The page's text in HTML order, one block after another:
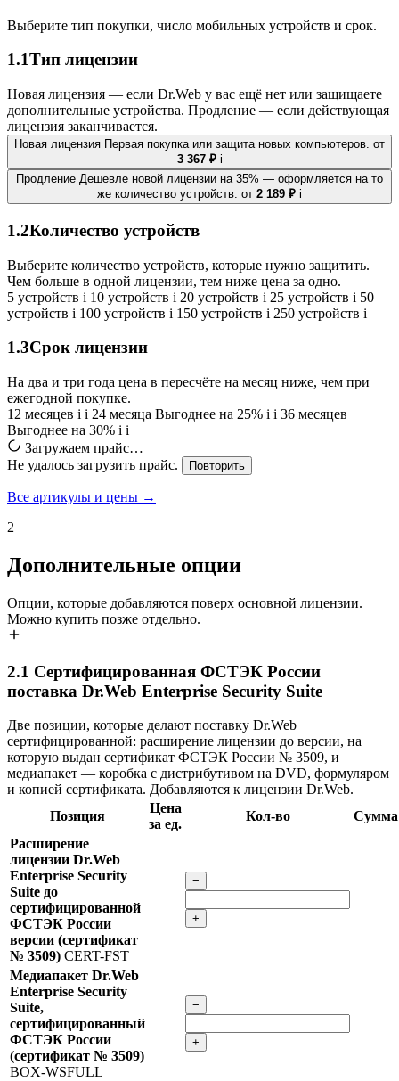
Выберите тип покупки, число мобильных устройств и срок.
1.1Тип лицензии
Новая лицензия — если Dr.Web у вас ещё нет или защищаете
дополнительные устройства. Продление — если действующая
лицензия заканчивается.
Новая лицензия Первая покупка или защита новых компьютеров. от
3 367 ₽ i
Продление Дешевле новой лицензии на 35% — оформляется на то
же количество устройств. от 2 189 ₽ i
1.2Количество устройств
Выберите количество устройств, которые нужно защитить.
Чем больше в одной лицензии, тем ниже цена за одно.
5 устройств i 10 устройств i 20 устройств i 25 устройств i 50
устройств i 100 устройств i 150 устройств i 250 устройств i
1.3Срок лицензии
На два и три года цена в пересчёте на месяц ниже, чем при
ежегодной покупке.
12 месяцев i i 24 месяца Выгоднее на 25% i i 36 месяцев
Выгоднее на 30% i i
Загружаем прайс…
Не удалось загрузить прайс.
Повторить
Все артикулы и цены →
2
Дополнительные опции
Опции, которые добавляются поверх основной лицензии.
Можно купить позже отдельно.
2.1 Сертифицированная ФСТЭК России
поставка Dr.Web Enterprise Security Suite
Две позиции, которые делают поставку Dr.Web
сертифицированной: расширение лицензии до версии, на
которую выдан сертификат ФСТЭК России № 3509, и
медиапакет — коробка с дистрибутивом на DVD, формуляром
и копией сертификата. Добавляются к лицензии Dr.Web.
Позиция
Цена
за ед.
Кол-во
Сумма
Расширение
лицензии Dr.Web
Enterprise Security
Suite до
сертифицированной
ФСТЭК России
версии (сертификат
№ 3509) CERT-FST
−
+
Медиапакет Dr.Web
Enterprise Security
Suite,
сертифицированный
ФСТЭК России
(сертификат № 3509)
BOX-WSFULL
−
+